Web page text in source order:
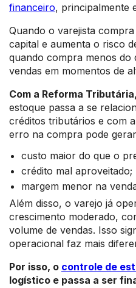
financeiro, principalmente
Quando o varejista
capital e aumenta o risco
quando compra menos do
vendas em momentos de
Com a Reforma
estoque passa a se
créditos tributários e com
erro na compra pode
custo maior do que o
crédito mal aproveitado;
margem menor na
Além disso, o varejo já
crescimento moderado,
volume de vendas. Isso
operacional faz mais
Por isso, o controle de
logístico e passa a ser